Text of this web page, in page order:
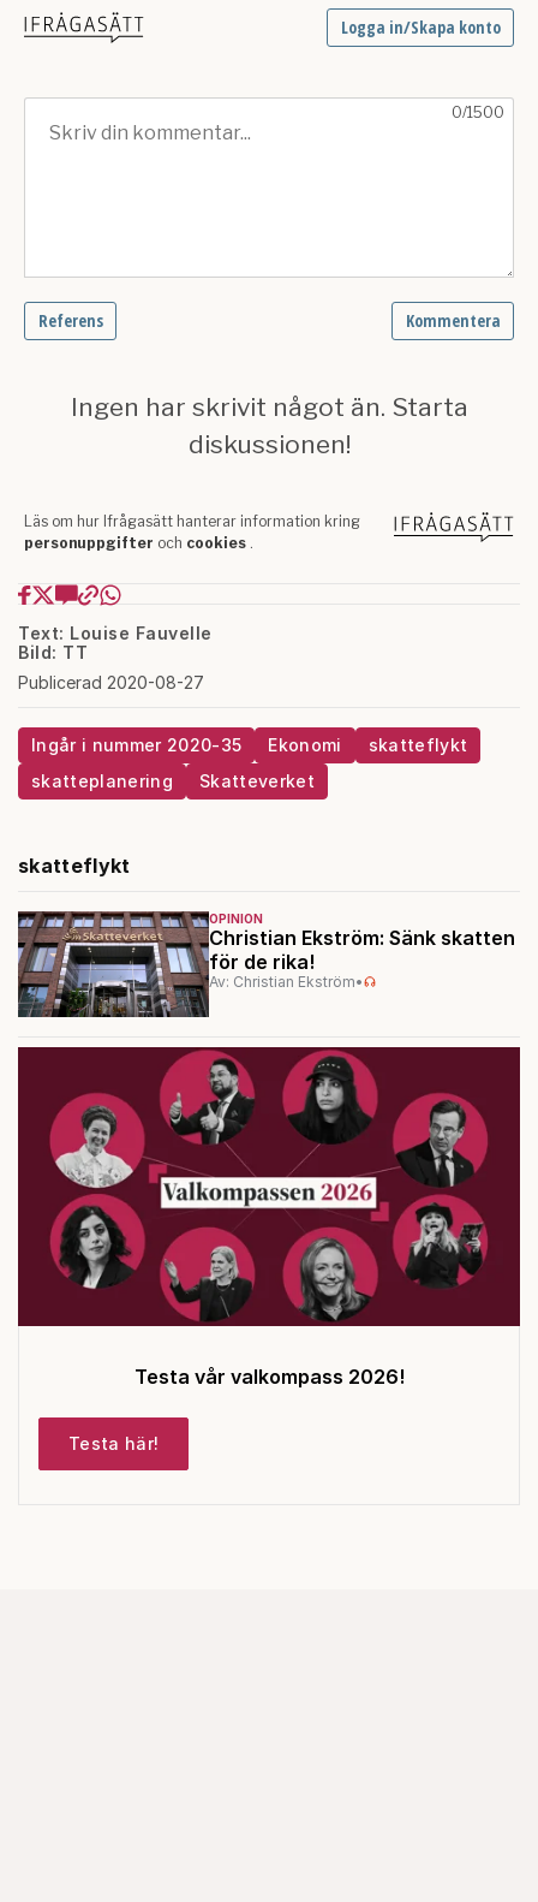
Text: Louise Fauvelle
Bild: TT
Publicerad 2020-08-27
Ingår i nummer 2020-35 Ekonomi
skatteflykt
skatteplanering
Skatteverket
skatteflykt
OPINION
Christian Ekström: Sänk skatten
för de rika!
Av: Christian Ekström•
Testa vår valkompass 2026!
Testa här!